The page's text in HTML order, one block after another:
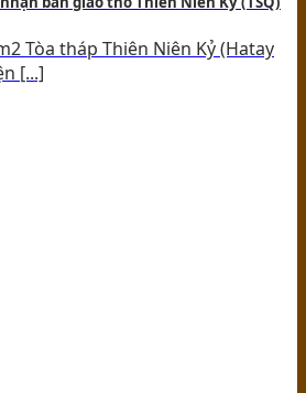
Tòa tháp Thiên Niên Kỷ (Hatay
[...]